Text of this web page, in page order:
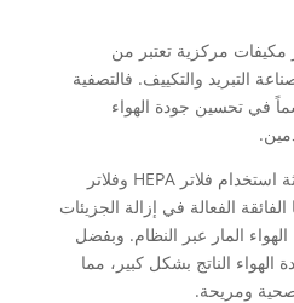
مكيفات مركزية تعتبر من
التبريد والتكييف. فالتصفية
في تحسين جودة الهواء
تتضمن تقنيات التصفية الحديثة استخدام فلاتر HEPA وفلاتر
الفعالة في إزالة الجزيئات
المار عبر النظام. وبفضل
الهواء الناتج بشكل كبير، مما
ومريحة.